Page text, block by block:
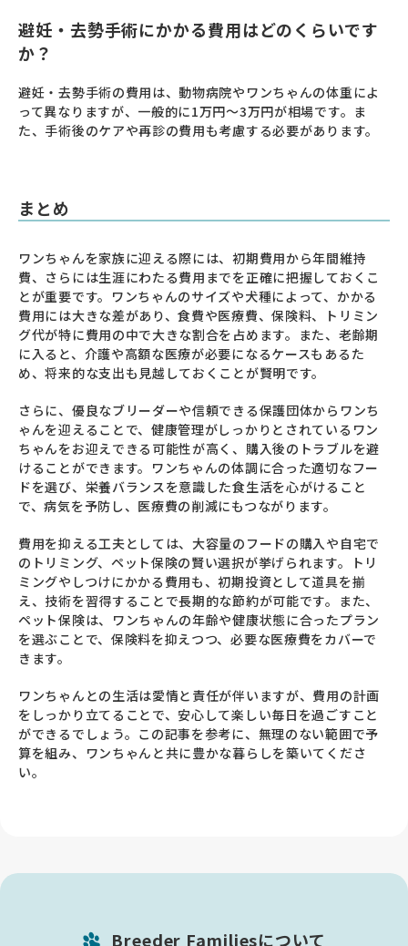
避妊・去勢手術にかかる費用はどのくらいです
か？
避妊・去勢手術の費用は、動物病院やワンちゃんの体重によ
って異なりますが、一般的に1万円～3万円が相場です。ま
た、手術後のケアや再診の費用も考慮する必要があります。
まとめ
ワンちゃんを家族に迎える際には、初期費用から年間維持
費、さらには生涯にわたる費用までを正確に把握しておくこ
とが重要です。ワンちゃんのサイズや犬種によって、かかる
費用には大きな差があり、食費や医療費、保険料、トリミン
グ代が特に費用の中で大きな割合を占めます。また、老齢期
に入ると、介護や高額な医療が必要になるケースもあるた
め、将来的な支出も見越しておくことが賢明です。
さらに、優良なブリーダーや信頼できる保護団体からワンち
ゃんを迎えることで、健康管理がしっかりとされているワン
ちゃんをお迎えできる可能性が高く、購入後のトラブルを避
けることができます。ワンちゃんの体調に合った適切なフー
ドを選び、栄養バランスを意識した食生活を心がけること
で、病気を予防し、医療費の削減にもつながります。
費用を抑える工夫としては、大容量のフードの購入や自宅で
のトリミング、ペット保険の賢い選択が挙げられます。トリ
ミングやしつけにかかる費用も、初期投資として道具を揃
え、技術を習得することで長期的な節約が可能です。また、
ペット保険は、ワンちゃんの年齢や健康状態に合ったプラン
を選ぶことで、保険料を抑えつつ、必要な医療費をカバーで
きます。
ワンちゃんとの生活は愛情と責任が伴いますが、費用の計画
をしっかり立てることで、安心して楽しい毎日を過ごすこと
ができるでしょう。この記事を参考に、無理のない範囲で予
算を組み、ワンちゃんと共に豊かな暮らしを築いてくださ
い。
Breeder Familiesについて